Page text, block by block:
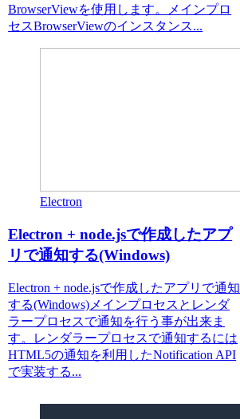
BrowserViewを使用します。メインプロ
セスBrowserViewのインスタンス...
Electron
Electron + node.jsで作成したアプ
リで通知する(Windows)
Electron + node.jsで作成したアプリで通知
する(Windows)メインプロセスとレンダ
ラープロセスで通知を行う事が出来ま
す。レンダラープロセスで通知するには
HTML5の通知を利用したNotification API
で実装する...